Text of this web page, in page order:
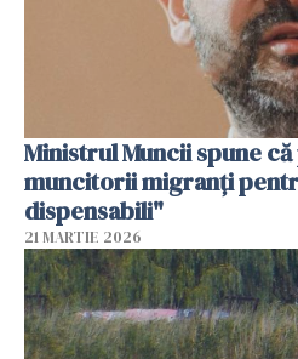
Ministrul Muncii spune
muncitorii migranți
dispensabili"
21 MARTIE 2026